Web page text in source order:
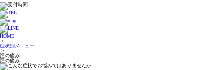
HOME
>
症状別メニュー
>
踵の痛み
踵の痛み